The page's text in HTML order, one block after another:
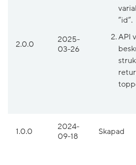
2.0.0
2025-
03-26
”id”.
API
1.0.0
2024-
09-18
Skapad